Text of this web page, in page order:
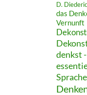
D.
das
Vernunft
denkst